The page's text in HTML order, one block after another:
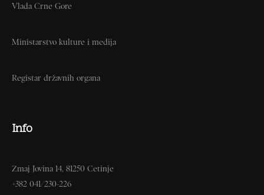
Vlada Crne Gore
Ministarstvo kulture i medija
Registar državnih organa
Info
Zmaj Jovina 14, 81250 Cetinje
+382 041/230-226